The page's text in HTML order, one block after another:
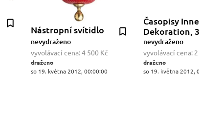
Nástropní svítidlo
nevydraženo
vyvolávací cena:4 500 Kč
draženo
so 19. května 2012, 00:00:00
Časopisy
Dekoration,
nevydraženo
vyvolávací cena:
draženo
so 19. května 2012,